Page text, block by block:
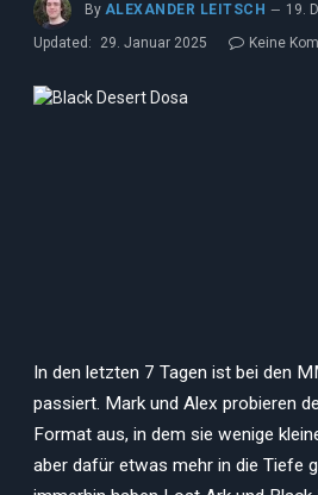
By ALEXANDER LEITSCH
19.
Updated:
29. Januar 2025 Keine
In den letzten 7 Tagen ist bei den
passiert. Mark und Alex probieren
Format aus, in dem sie wenige
aber dafür etwas mehr in die Tiefe